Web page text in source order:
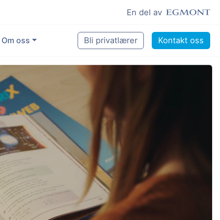
En del av
Om oss
for å gjøre en forskjell
lyst til å hjelpe
Bli privatlærer Kontakt oss